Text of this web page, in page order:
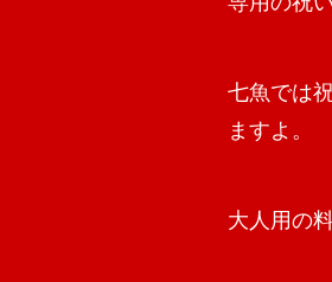
七魚では
ますよ。
大人用の